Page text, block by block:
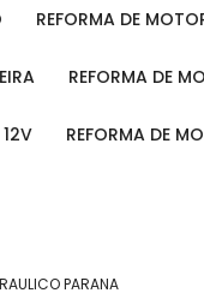
REFORMA DE
REFORMA DE
12V REFORMA DE
PARANA